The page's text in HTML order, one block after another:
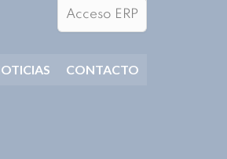
Acceso ERP
CONTACTO